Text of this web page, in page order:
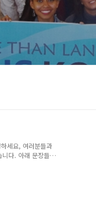
세요, 여러분들과
다. 아래 문장들은
몬 / 지 / 엠 / 즈 /
비밀입니다. *